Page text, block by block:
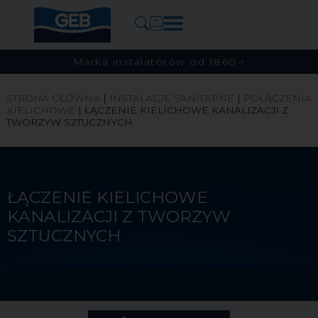
Marka instalatorów od 1860 r
STRONA GŁÓWNA | INSTALACJE SANITARNE | POŁĄCZENIA
KIELICHOWE
| ŁĄCZENIE KIELICHOWE KANALIZACJI Z
TWORZYW SZTUCZNYCH
ŁĄCZENIE KIELICHOWE
KANALIZACJI Z TWORZYW
SZTUCZNYCH